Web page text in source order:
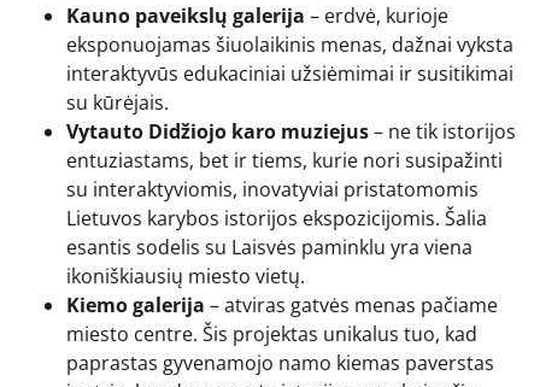
Kauno paveikslų galerija – erdvė, kurioje
eksponuojamas šiuolaikinis menas, dažnai vyksta
interaktyvūs edukaciniai užsiėmimai ir susitikimai
su kūrėjais.
Vytauto Didžiojo karo muziejus– ne tik istorijos
entuziastams, bet ir tiems, kurie nori susipažinti
su interaktyviomis, inovatyviai pristatomomis
Lietuvos karybos istorijos ekspozicijomis. Šalia
esantis sodelis su Laisvės paminklu yra viena
ikoniškiausių miesto vietų.
Kiemo galerija – atviras gatvės menas pačiame
miesto centre. Šis projektas unikalus tuo, kad
paprastas gyvenamojo namo kiemas paverstas